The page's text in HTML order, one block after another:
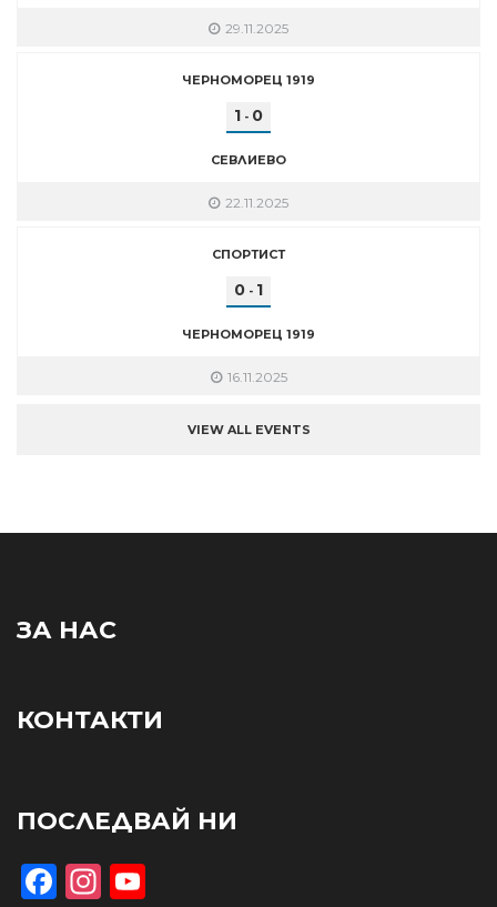
29.11.2025
ЧЕРНОМОРЕЦ 1919
1 - 0
СЕВЛИЕВО
22.11.2025
СПОРТИСТ
0 - 1
ЧЕРНОМОРЕЦ 1919
16.11.2025
VIEW ALL EVENTS
ЗА НАС
КОНТАКТИ
ПОСЛЕДВАЙ НИ
Facebook
Instagram